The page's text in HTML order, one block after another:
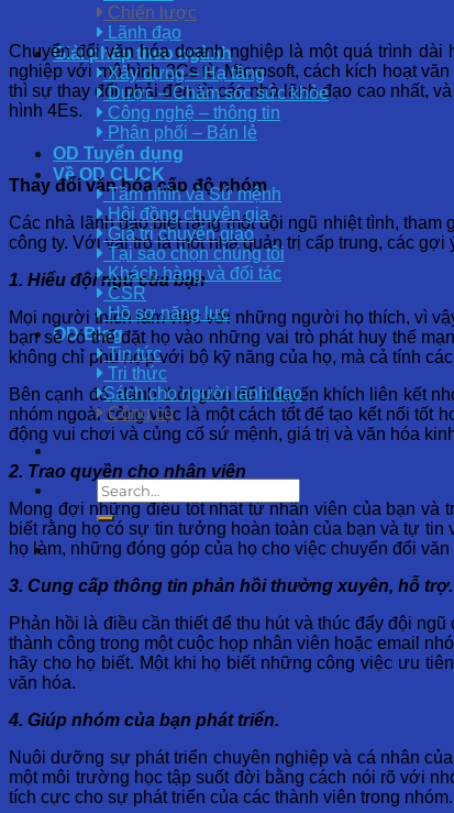
Chiến lược
Lãnh đạo
Giải pháp theo ngành
Xây dựng – Hạ tầng
Dược – Chăm sóc sức khỏe
Công nghệ – thông tin
Phân phối – Bán lẻ
OD Tuyển dụng
Về OD CLICK
Tầm nhìn và Sứ mệnh
Hội đồng chuyên gia
Giá trị chuyển giao
Tại sao chọn chúng tôi
Khách hàng và đối tác
CSR
Hồ sơ năng lực
OD Blog
Tin tức
Tri thức
Sách cho người lãnh đạo
Công cụ
Chuyển đổi văn hóa doanh nghiệp là một quá trình
nghiệp với mô hình 3Cs từ Microsoft, cách kích hoạt
thì sự thay đổi phải đến từ các nhà lãnh đạo cao nhất,
hình 4Es.
Thay đổi văn hóa cấp độ nhóm
Các nhà lãnh đạo biết rằng một đội ngũ nhiệt tình,
công ty. Với vai trò là một nhà quản trị cấp trung, các
1. Hiểu đội ngũ của bạn
Mọi người thích làm việc với những người họ thích, vì
bạn sẽ có thể đặt họ vào những vai trò phát huy thế
không chỉ phù hợp với bộ kỹ năng của họ, mà cả tính
Bên cạnh đó, dành thời gian để khuyến khích liên kết
nhóm ngoài công việc là một cách tốt để tạo kết nối tốt
động vui chơi và củng cố sứ mệnh, giá trị và văn hóa
2. Trao quyền cho nhân viên
Mong đợi những điều tốt nhất từ ​​nhân viên của bạn và
biết rằng họ có sự tin tưởng hoàn toàn của bạn và tự
họ làm, những đóng góp của họ cho việc chuyển đổi
3. Cung cấp thông tin phản hồi thường xuyên, hỗ trợ.
Phản hồi là điều cần thiết để thu hút và thúc đẩy đội
thành công trong một cuộc họp nhân viên hoặc email
hãy cho họ biết. Một khi họ biết những công việc ưu
văn hóa.
4. Giúp nhóm của bạn phát triển.
Nuôi dưỡng sự phát triển chuyên nghiệp và cá nhân
một môi trường học tập suốt đời bằng cách nói rõ với
tích cực cho sự phát triển của các thành viên trong nhóm.